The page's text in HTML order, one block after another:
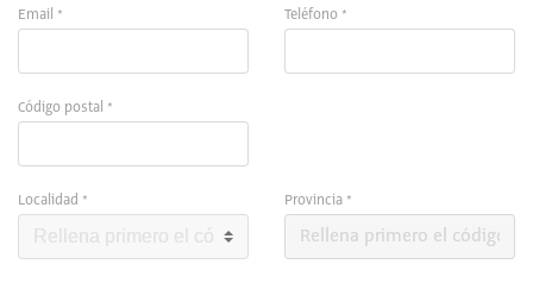
Email * Teléfono *
Código postal *
Localidad * Provincia *